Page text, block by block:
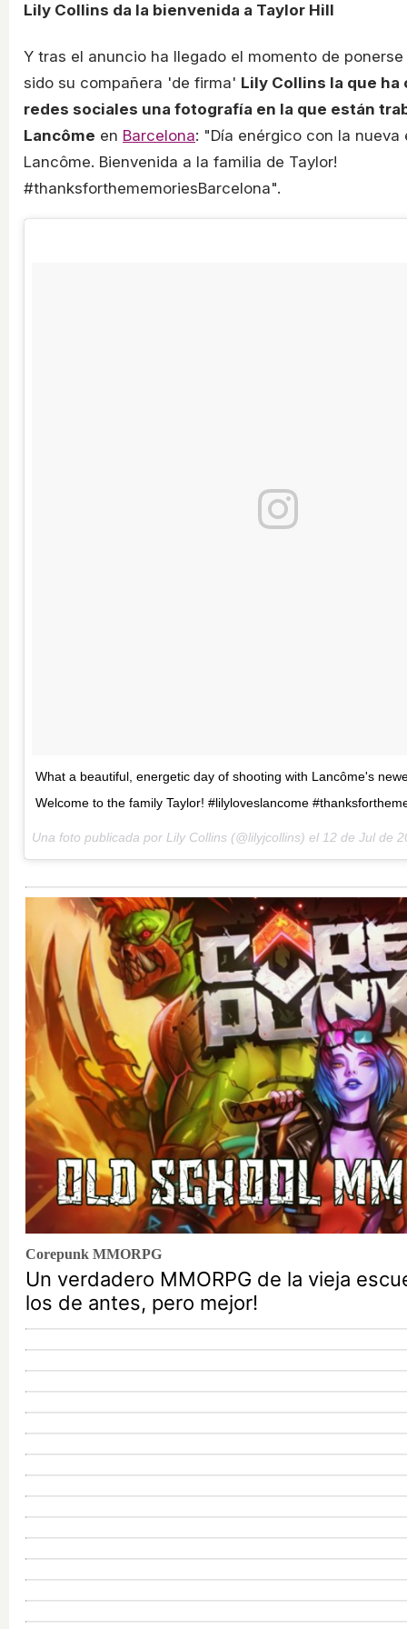
Lily Collins da la bienvenida a Taylor Hill
Y tras el anuncio ha llegado el momento de ponerse
sido su compañera 'de firma' Lily Collins la que ha
redes sociales una fotografía en la que están
Lancôme en Barcelona: "Día enérgico con la nueva
Lancôme. Bienvenida a la familia de Taylor!
#thanksforthememoriesBarcelona".
What a beautiful, energetic day of shooting with Lancôme's
Welcome to the family Taylor! #lilyloveslancome
Una foto publicada por Lily Collins (@lilyjcollins) el 12 de Jul de
Corepunk MMORPG
Un verdadero MMORPG de la vieja
los de antes, pero mejor!